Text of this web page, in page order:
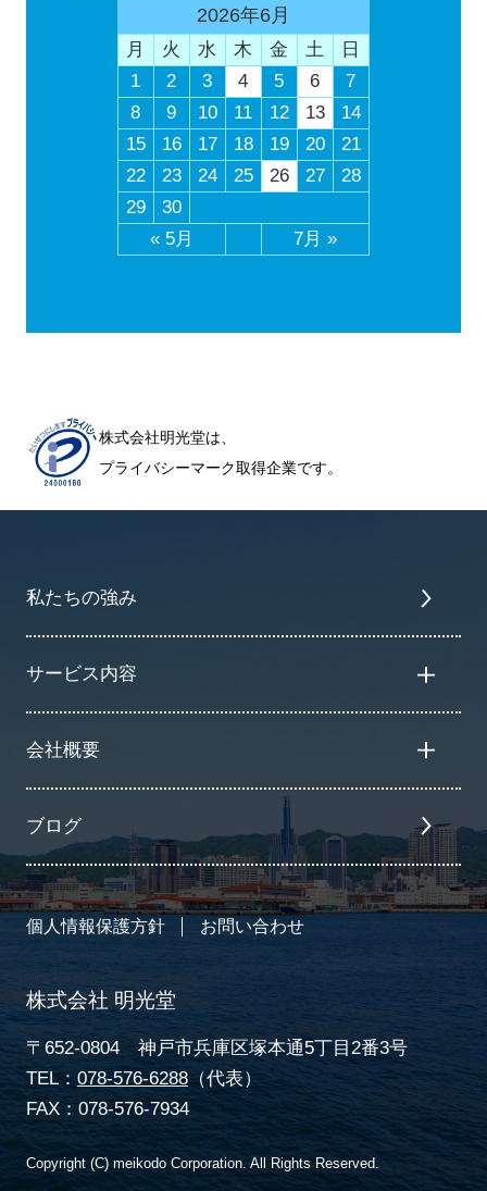
2026年6月
月 火 水 木 金 土 日
« 5月 7月 »
1 2 3 4 5 6
7
8
9 10 11 12 13
14
15
16 17 18 19 20
21
22
23 24 25 26 27
28
29
30
株式会社明光堂は、
プライバシーマーク取得企業です。
私たちの強み
サービス内容
会社概要
ブログ
個人情報保護方針 お問い合わせ
株式会社 明光堂
〒652-0804 神戸市兵庫区塚本通5丁目2番3号
TEL： 078-576-6288（代表）
FAX：078-576-7934
Copyright (C) meikodo Corporation. All Rights Reserved.